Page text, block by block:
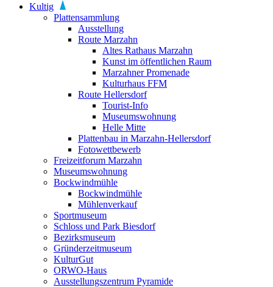
Kultig
Plattensammlung
Ausstellung
Route Marzahn
Altes Rathaus Marzahn
Kunst im öffentlichen Raum
Marzahner Promenade
Kulturhaus FFM
Route Hellersdorf
Tourist-Info
Museumswohnung
Helle Mitte
Plattenbau in Marzahn-Hellersdorf
Fotowettbewerb
Freizeitforum Marzahn
Museumswohnung
Bockwindmühle
Bockwindmühle
Mühlenverkauf
Sportmuseum
Schloss und Park Biesdorf
Bezirksmuseum
Gründerzeitmuseum
KulturGut
ORWO-Haus
Ausstellungszentrum Pyramide